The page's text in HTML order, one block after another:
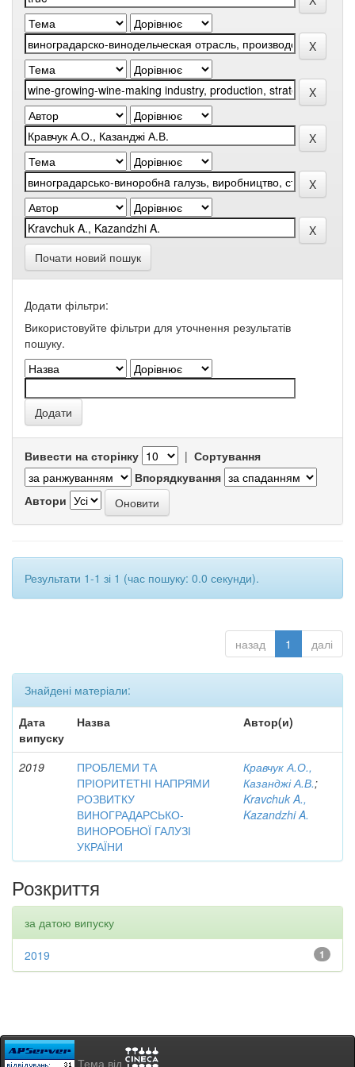
Почати новий пошук
Додати фільтри:
Використовуйте фільтри для уточнення результатів
пошуку.
Вивести на сторінку | Сортування
Впорядкування
Автори
Результати 1-1 зі 1 (час пошуку: 0.0 секунди).
назад 1 далі
Знайдені матеріали:
Дата
випуску
Назва Автор(и)
2019
ПРОБЛЕМИ ТА
ПРІОРИТЕТНІ НАПРЯМИ
РОЗВИТКУ
ВИНОГРАДАРСЬКО-
ВИНОРОБНОЇ ГАЛУЗІ
УКРАЇНИ
Кравчук А.О.,
Казанджі А.В.;
Kravchuk A.,
Kazandzhi A.
Розкриття
за датою випуску
1
2019
Тема від